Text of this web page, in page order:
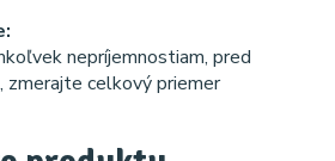
nepríjemnostiam, pred
zmerajte celkový priemer